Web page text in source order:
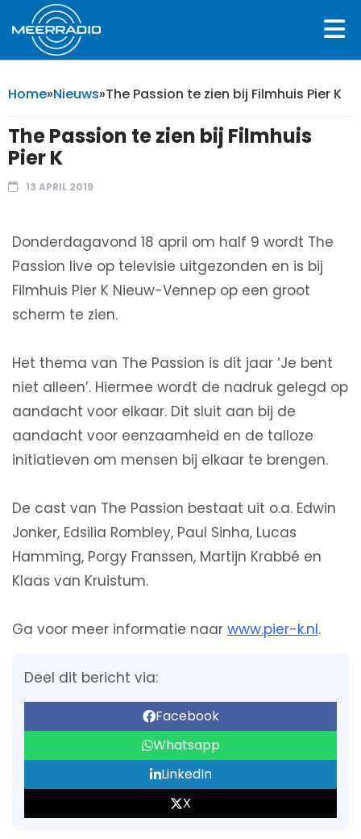
Home»Nieuws»The Passion te zien bij Filmhuis Pier K
The Passion te zien bij Filmhuis
Pier K
13 APRIL 2019
Donderdagavond 18 april om half 9 wordt The
Passion live op televisie uitgezonden en is bij
Filmhuis Pier K Nieuw-Vennep op een groot
scherm te zien.
Het thema van The Passion is dit jaar ‘Je bent
niet alleen’. Hiermee wordt de nadruk gelegd op
aandacht voor elkaar. Dit sluit aan bij de
aandacht voor eenzaamheid en de talloze
initiatieven om mensen bij elkaar te brengen.
De cast van The Passion bestaat uit o.a. Edwin
Jonker, Edsilia Rombley, Paul Sinha, Lucas
Hamming, Porgy Franssen, Martijn Krabbé en
Klaas van Kruistum.
Ga voor meer informatie naar www.pier-k.nl.
Deel dit bericht via:
Facebook
Whatsapp
LinkedIn
X